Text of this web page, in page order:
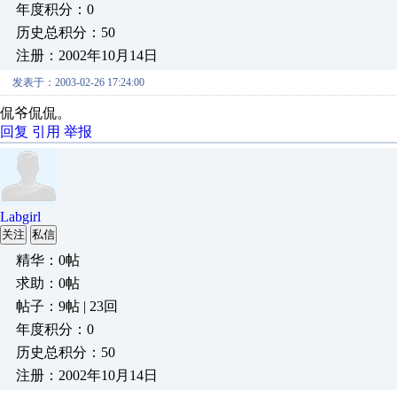
年度积分：0
历史总积分：50
注册：2002年10月14日
发表于：2003-02-26 17:24:00
侃爷侃侃。
回复 引用 举报
Labgirl
关注 私信
精华：0帖
求助：0帖
帖子：9帖 | 23回
年度积分：0
历史总积分：50
注册：2002年10月14日